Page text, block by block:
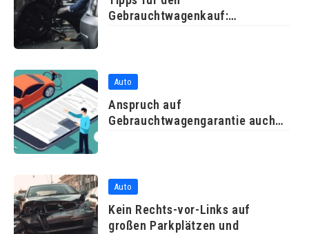
Gebrauchtwagenkauf:
Auto
Anspruch auf
Gebrauchtwagengarantie auch
Auto
Kein Rechts-vor-Links auf
großen Parkplätzen und